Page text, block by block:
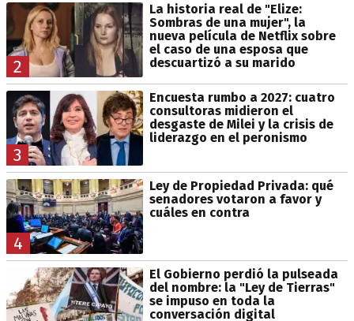
2
La historia real de "Elize:
Sombras de una mujer", la
nueva película de Netflix sobre
el caso de una esposa que
descuartizó a su marido
3
Encuesta rumbo a 2027: cuatro
consultoras midieron el
desgaste de Milei y la crisis de
liderazgo en el peronismo
4
Ley de Propiedad Privada: qué
senadores votaron a favor y
cuáles en contra
El Gobierno perdió la pulseada
del nombre: la "Ley de Tierras"
se impuso en toda la
conversación digital